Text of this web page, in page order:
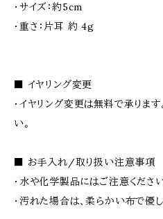
・サイズ：約5cm
・重さ：片耳 約 4g
■ イヤリング変更
・イヤリング変更は無料で承りま
い。
■ お手入れ/取り扱い注意事項
・水や化学製品にはご注意ください
・汚れた場合は、柔らかい布で優